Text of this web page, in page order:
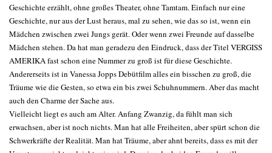
Geschichte erzählt, ohne großes Theater, ohne Tamtam. Einfach nur eine
Geschichte, nur aus der Lust heraus, mal zu sehen, wie das so ist, wenn ein
Mädchen zwischen zwei Jungs gerät. Oder wenn zwei Freunde auf dasselbe
Mädchen stehen. Da hat man geradezu den Eindruck, dass der Titel VERGISS
AMERIKA fast schon eine Nummer zu groß ist für diese Geschichte.
Andererseits ist in Vanessa Jopps Debütfilm alles ein bisschen zu groß, die
Träume wie die Gesten, so etwa ein bis zwei Schuhnummern. Aber das macht
auch den Charme der Sache aus.
Vielleicht liegt es auch am Alter. Anfang Zwanzig, da fühlt man sich
erwachsen, aber ist noch nichts. Man hat alle Freiheiten, aber spürt schon die
Schwerkräfte der Realität. Man hat Träume, aber ahnt bereits, dass es mit der